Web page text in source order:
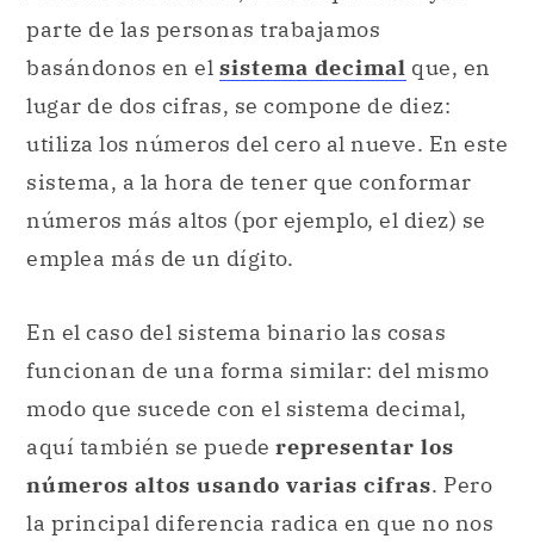
parte de las personas trabajamos
basándonos en el sistema decimal que, en
lugar de dos cifras, se compone de diez:
utiliza los números del cero al nueve. En este
sistema, a la hora de tener que conformar
números más altos (por ejemplo, el diez) se
emplea más de un dígito.
En el caso del sistema binario las cosas
funcionan de una forma similar: del mismo
modo que sucede con el sistema decimal,
aquí también se puede representar los
números altos usando varias cifras. Pero
la principal diferencia radica en que no nos